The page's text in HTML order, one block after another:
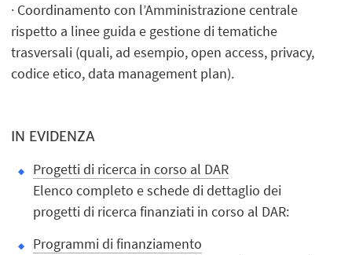
· Coordinamento con l’Amministrazione centrale
rispetto a linee guida e gestione di tematiche
trasversali (quali, ad esempio, open access, privacy,
codice etico, data management plan).
IN EVIDENZA
Progetti di ricerca in corso al DAR
Elenco completo e schede di dettaglio dei
progetti di ricerca finanziati in corso al DAR:
Programmi di finanziamento